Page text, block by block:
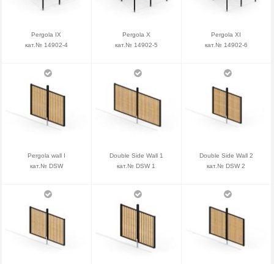
Pergola IX
кат.№ 14902-4
Pergola X
кат.№ 14902-5
Pergola XI
кат.№ 14902-6
Pergola wall I
кат.№ DSW
Double Side Wall 1
кат.№ DSW 1
Double Side Wall 2
кат.№ DSW 2